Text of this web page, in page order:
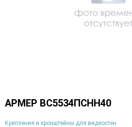
АРМЕР ВС5534ПСНН40
Крепления и кронштейны для видеостен